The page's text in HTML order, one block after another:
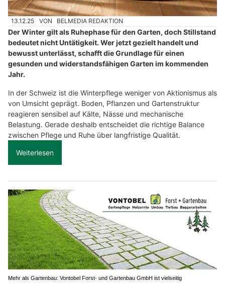
13.12.25 VON BELMEDIA REDAKTION
Der Winter gilt als Ruhephase für den Garten, doch Stillstand
bedeutet nicht Untätigkeit. Wer jetzt gezielt handelt und
bewusst unterlässt, schafft die Grundlage für einen
gesunden und widerstandsfähigen Garten im kommenden
Jahr.
In der Schweiz ist die Winterpflege weniger von Aktionismus als
von Umsicht geprägt. Boden, Pflanzen und Gartenstruktur
reagieren sensibel auf Kälte, Nässe und mechanische
Belastung. Gerade deshalb entscheidet die richtige Balance
zwischen Pflege und Ruhe über langfristige Qualität.
Weiterlesen
Mehr als Gartenbau: Vontobel Forst- und Gartenbau GmbH ist vielseitig